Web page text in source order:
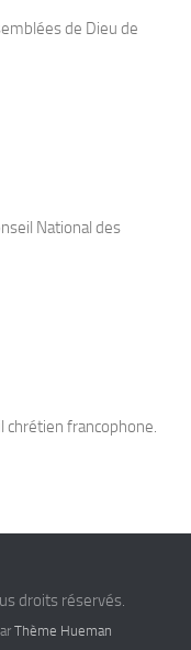
de Dieu de
National des
chrétien francophone.
droits réservés.
Thème Hueman